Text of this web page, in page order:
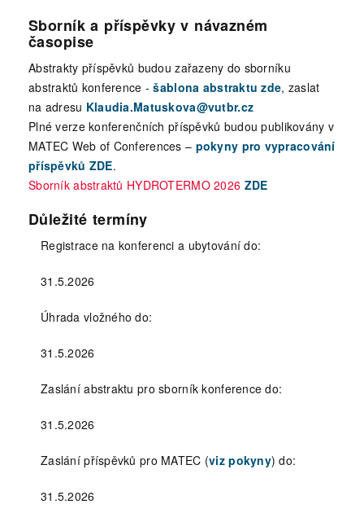
Sborník a příspěvky v návazném
časopise
Abstrakty příspěvků budou zařazeny do sborníku
abstraktů konference -šablona abstraktu zde, zaslat
na adresu Klaudia.Matuskova@vutbr.cz
Plné verze konferenčních příspěvků budou publikovány v
MATEC Web of Conferences – pokyny pro vypracování
příspěvků ZDE.
Sborník abstraktů HYDROTERMO 2026 ZDE
Důležité termíny
Registrace na konferenci a ubytování do:
31.5.2026
Úhrada vložného do:
31.5.2026
Zaslání abstraktu pro sborník konference do:
31.5.2026
Zaslání příspěvků pro MATEC (viz pokyny) do:
31.5.2026